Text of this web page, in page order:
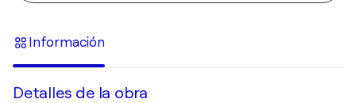
Información
Detalles de la obra